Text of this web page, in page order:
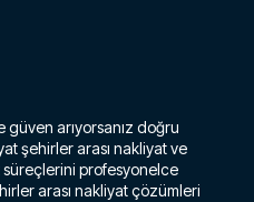
güven arıyorsanız doğru
şehirler arası nakliyat ve
süreçlerini profesyonelce
arası nakliyat çözümleri